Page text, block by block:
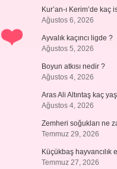
Kur’an-ı Kerim’de kaç
Ağustos 6, 2026
Ayvalık kaçıncı ligde ?
Ağustos 5, 2026
Boyun atkısı nedir ?
Ağustos 4, 2026
Aras Ali Altıntaş kaç
Ağustos 4, 2026
Zemheri soğukları ne
Temmuz 29, 2026
Küçükbaş hayvancılık
Temmuz 27, 2026